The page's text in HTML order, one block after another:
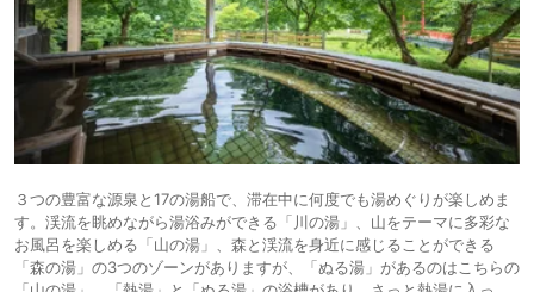
３つの豊富な源泉と17の湯船で、滞在中に何度でも湯めぐりが楽しめま
す。渓流を眺めながら湯浴みができる「川の湯」、山をテーマに多彩な
お風呂を楽しめる「山の湯」、森と渓流を身近に感じることができる
「森の湯」の3つのゾーンがありますが、「ぬる湯」があるのはこちらの